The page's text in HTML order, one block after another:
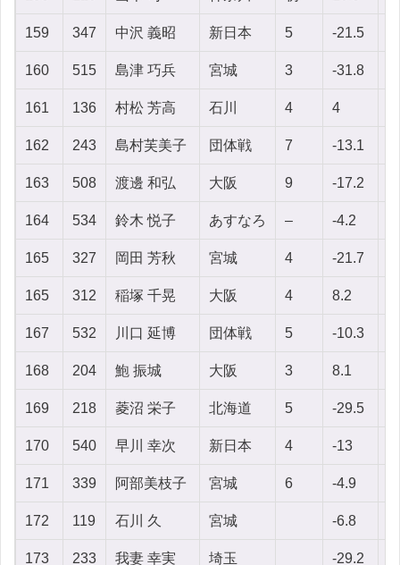
159 347 中沢 義昭 新日本 5 -21.5
160 515 島津 巧兵 宮城 3 -31.8
161 136 村松 芳高 石川 4 4
162 243 島村芙美子 団体戦 7 -13.1
163 508 渡邊 和弘 大阪 9 -17.2
164 534 鈴木 悦子 あすなろ – -4.2
165 327 岡田 芳秋 宮城 4 -21.7
165 312 稲塚 千晃 大阪 4 8.2
167 532 川口 延博 団体戦 5 -10.3
168 204 鮑 振城 大阪 3 8.1
169 218 菱沼 栄子 北海道 5 -29.5
170 540 早川 幸次 新日本 4 -13
171 339 阿部美枝子 宮城 6 -4.9
172 119 石川 久 宮城 -6.8
173 233 我妻 幸実 埼玉 -29.2